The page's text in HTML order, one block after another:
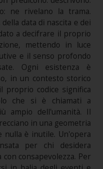
ne rivelano la trama.
data di nascita e dei
a decifrare il proprio
mettendo in luce
e il senso profondo
Ogni esistenza è
in un contesto storico
proprio codice significa
che si è chiamati a
ampio dell'umanità. Il
in una geometria
nulla è inutile. Un'opera
per chi desidera
consapevolezza. Per